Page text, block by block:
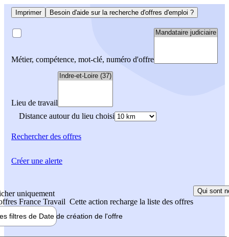
Imprimer Besoin d'aide sur la recherche d'offres d'emploi ?
Métier, compétence, mot-clé, numéro d'offre
Lieu de travail
Distance autour du lieu choisi
Rechercherdes offres
uniquement
France Travail Cette action recharge la liste des offres
Qui sont
filtres de Date de création de l'offre
Créer une alerte